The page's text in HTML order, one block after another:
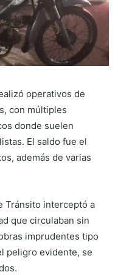
operativos de
con múltiples
donde suelen
El saldo fue el
además de varias
Tránsito interceptó a
que circulaban sin
imprudentes tipo
peligro evidente, se